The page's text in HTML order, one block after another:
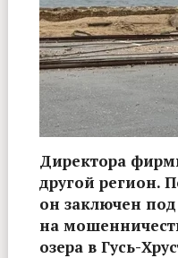
Директора
другой регион.
он заключен
на
озера в Гусь-